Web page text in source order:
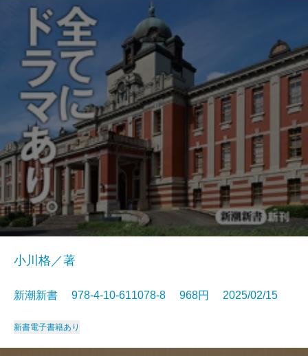
小川格／著
新潮新書 978-4-10-611078-8 968円 2025/02/15
新書電子書籍あり